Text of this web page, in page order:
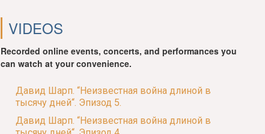
VIDEOS
Recorded online events, concerts, and performances you
can watch at your convenience.
Давид Шарп. “Неизвестная война длиной в
тысячу дней“. Эпизод 5.
Давид Шарп. “Неизвестная война длиной в